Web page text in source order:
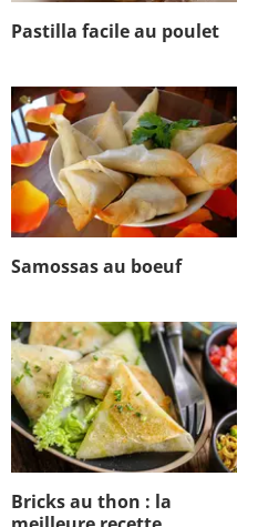
Pastilla facile au poulet
Samossas au boeuf
Bricks au thon : la